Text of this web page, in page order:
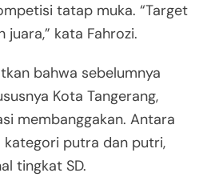
tatap muka. “Target
kata Fahrozi.
bahwa sebelumnya
Kota Tangerang,
membanggakan. Antara
kategori putra dan putri,
tingkat SD.